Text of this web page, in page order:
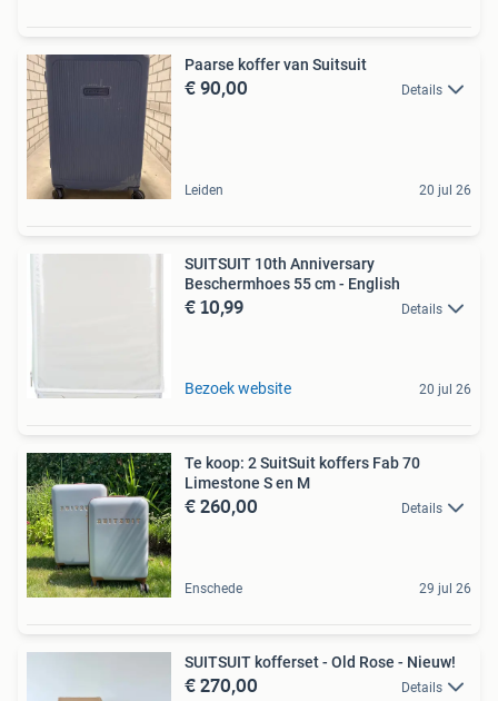
Paarse koffer van Suitsuit
€ 90,00 Details
Leiden 20 jul 26
SUITSUIT 10th Anniversary
Beschermhoes 55 cm - English
€ 10,99 Details
Bezoek website 20 jul 26
Te koop: 2 SuitSuit koffers Fab 70
Limestone S en M
€ 260,00 Details
Enschede 29 jul 26
SUITSUIT kofferset - Old Rose - Nieuw!
€ 270,00 Details